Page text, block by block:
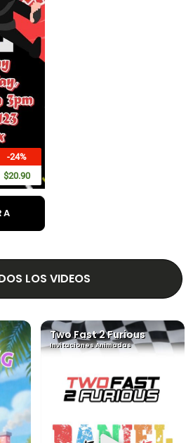
-24%
$20.90
LOS VIDEOS
Two Fast 2 Furious
Invitaciones Animadas